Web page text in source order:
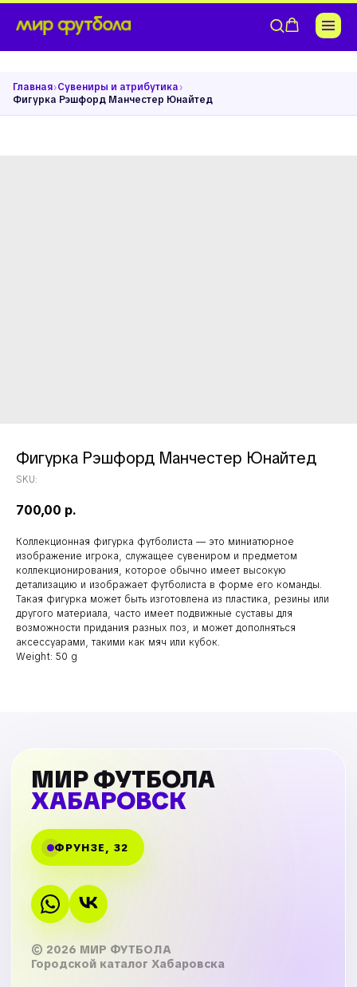
Главная›Сувениры и атрибутика›
Фигурка Рэшфорд Манчестер Юнайтед
Фигурка Рэшфорд Манчестер Юнайтед
SKU:
700,00 р.
Коллекционная фигурка футболиста — это миниатюрное
изображение игрока, служащее сувениром и предметом
коллекционирования, которое обычно имеет высокую
детализацию и изображает футболиста в форме его команды.
Такая фигурка может быть изготовлена из пластика, резины или
другого материала, часто имеет подвижные суставы для
возможности придания разных поз, и может дополняться
аксессуарами, такими как мяч или кубок.
Weight: 50 g
МИР ФУТБОЛА
ХАБАРОВСК
ФРУНЗЕ, 32
© 2026 МИР ФУТБОЛА
Городской каталог Хабаровска